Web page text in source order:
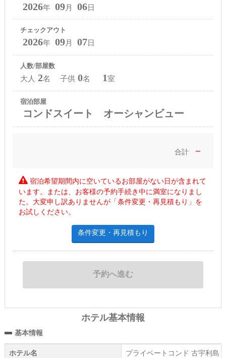
2026年 09月 06日
チェックアウト
2026年 09月 07日
人数/部屋数
大人 2名 子供 0名 1室
宿泊部屋
コンドスイート オーシャンビュー
合計 －
宿泊希望期間内に空いているお部屋がない日が含まれて
います。または、お客様の予約手続き中に満室になりまし
た。大変申し訳ありませんが「条件変更・再見積もり」を
お試しください。
条件変更・再見積もり
ホテル基本情報
基本情報
ホテル名 プライベートコンド 古宇利島